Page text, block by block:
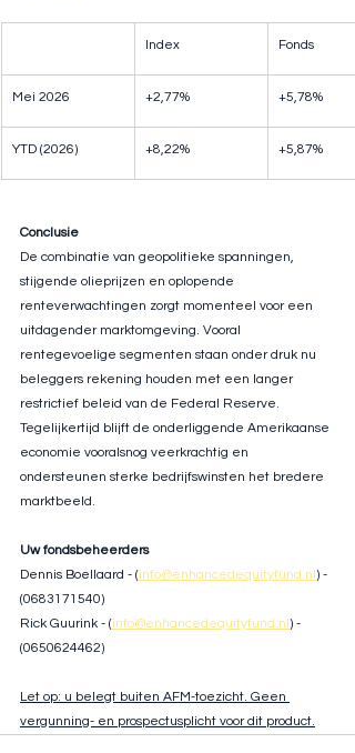
Index Fonds
Mei 2026 +2,77% +5,78%
YTD (2026) +8,22% +5,87%
Conclusie
De combinatie van geopolitieke spanningen,
stijgende olieprijzen en oplopende
renteverwachtingen zorgt momenteel voor een
uitdagender marktomgeving. Vooral
rentegevoelige segmenten staan onder druk nu
beleggers rekening houden met een langer
restrictief beleid van de Federal Reserve.
Tegelijkertijd blijft de onderliggende Amerikaanse
economie vooralsnog veerkrachtig en
ondersteunen sterke bedrijfswinsten het bredere
marktbeeld.
Uw fondsbeheerders
Dennis Boellaard - (info@enhancedequityfund.nl) -
(0683171540)
Rick Guurink - (info@enhancedequityfund.nl) -
(0650624462)
Let op: u belegt buiten AFM-toezicht. Geen
vergunning- en prospectusplicht voor dit product.